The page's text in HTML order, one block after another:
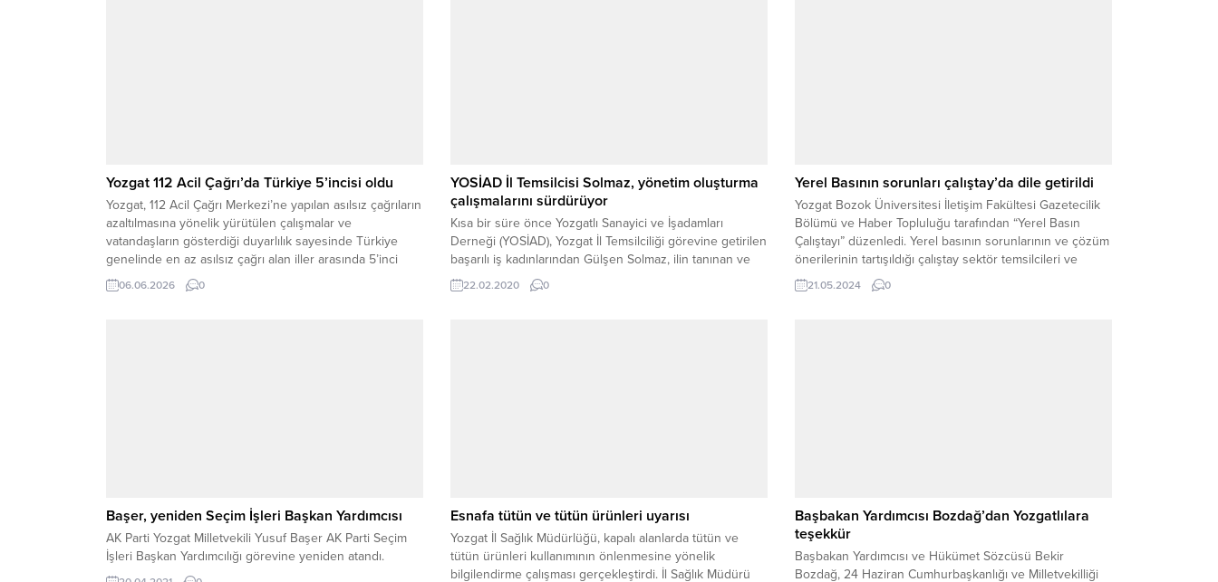
Yozgat 112 Acil Çağrı’da Türkiye 5’incisi oldu
Yozgat, 112 Acil Çağrı Merkezi’ne yapılan asılsız çağrıların
azaltılmasına yönelik yürütülen çalışmalar ve
vatandaşların gösterdiği duyarlılık sayesinde Türkiye
genelinde en az asılsız çağrı alan iller arasında 5’inci
sıraya yükseldi.Yozgat Valiliği tarafından paylaşılan
güncel verilere göre, son dönemde gerçekleştirilen
06.06.2026 0
YOSİAD İl Temsilcisi Solmaz, yönetim oluşturma
çalışmalarını sürdürüyor
Kısa bir süre önce Yozgatlı Sanayici ve İşadamları
Derneği (YOSİAD), Yozgat İl Temsilciliği görevine getirilen
başarılı iş kadınlarından Gülşen Solmaz, ilin tanınan ve
sevilen simalarından oluşturduğu genç ekip arkadaşları
ile bir araya gelerek yönetim kurulu oluşturma
22.02.2020 0
Yerel Basının sorunları çalıştay’da dile getirildi
Yozgat Bozok Üniversitesi İletişim Fakültesi Gazetecilik
Bölümü ve Haber Topluluğu tarafından “Yerel Basın
Çalıştayı” düzenledi. Yerel basının sorunlarının ve çözüm
önerilerinin tartışıldığı çalıştay sektör temsilcileri ve
akademiyi bir araya getirdi.
21.05.2024 0
Başer, yeniden Seçim İşleri Başkan Yardımcısı
AK Parti Yozgat Milletvekili Yusuf Başer AK Parti Seçim
İşleri Başkan Yardımcılığı görevine yeniden atandı.
Esnafa tütün ve tütün ürünleri uyarısı
Yozgat İl Sağlık Müdürlüğü, kapalı alanlarda tütün ve
tütün ürünleri kullanımının önlenmesine yönelik
bilgilendirme çalışması gerçekleştirdi. İl Sağlık Müdürü
Başbakan Yardımcısı Bozdağ’dan Yozgatlılara
teşekkür
Başbakan Yardımcısı ve Hükümet Sözcüsü Bekir
Bozdağ, 24 Haziran Cumhurbaşkanlığı ve Milletvekilliği